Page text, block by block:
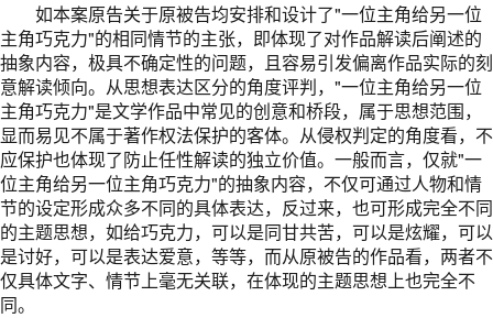
如本案原告关于原被告均安排和设计了"一位主角给另一位
主角巧克力"的相同情节的主张，即体现了对作品解读后阐述的
抽象内容，极具不确定性的问题，且容易引发偏离作品实际的刻
意解读倾向。从思想表达区分的角度评判，"一位主角给另一位
主角巧克力"是文学作品中常见的创意和桥段，属于思想范围，
显而易见不属于著作权法保护的客体。从侵权判定的角度看，不
应保护也体现了防止任性解读的独立价值。一般而言，仅就"一
位主角给另一位主角巧克力"的抽象内容，不仅可通过人物和情
节的设定形成众多不同的具体表达，反过来，也可形成完全不同
的主题思想，如给巧克力，可以是同甘共苦，可以是炫耀，可以
是讨好，可以是表达爱意，等等，而从原被告的作品看，两者不
仅具体文字、情节上毫无关联，在体现的主题思想上也完全不
同。